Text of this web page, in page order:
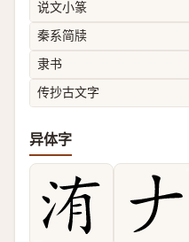
说文小篆
秦系简牍
隶书
传抄古文字
异体字